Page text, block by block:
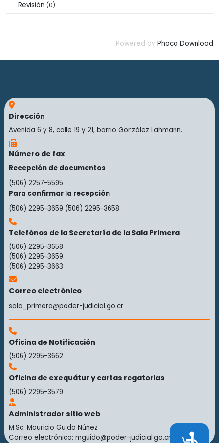
Accesibilidad
Revisión (0)
Powered by Phoca Download
Dirección
Avenida 6 y 8, calle 19 y 21, barrio González Lahmann.
Número de fax
Recepción de documentos
(506) 2257-5595
Para confirmar la recepción
(506) 2295-3659 (506) 2295-3658
Telefónos de la Secretaría de la Sala Primera
(506) 2295-3658
(506) 2295-3659
(506) 2295-3663
Correo electrónico
sala_primera@poder-judicial.go.cr
Oficina de Notificación
(506) 2295-3662
Oficina de exequátur y cartas rogatorias
(506) 2295-3579
Administrador sitio web
M.Sc. Mauricio Guido Núñez
Correo electrónico: mguido@poder-judicial.go.cr